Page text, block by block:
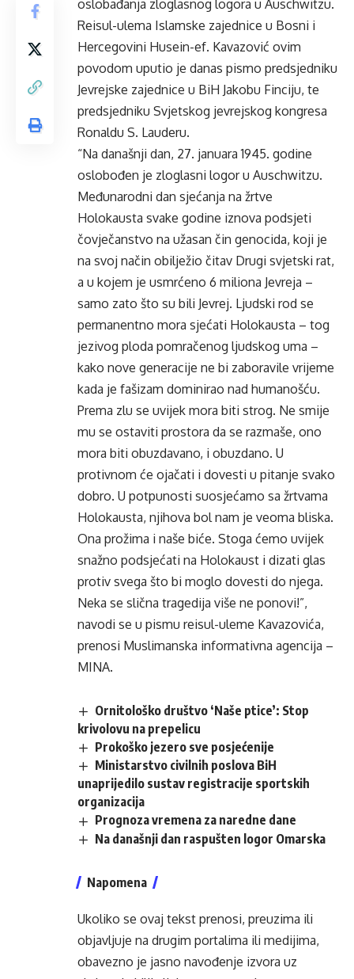
oslobađanja zloglasnog logora u Auschwitzu.
Reisul-ulema Islamske zajednice u Bosni i
Hercegovini Husein-ef. Kavazović ovim
povodom uputio je danas pismo predsjedniku
Jevrejske zajednice u BiH Jakobu Finciju, te
predsjedniku Svjetskog jevrejskog kongresa
Ronaldu S. Lauderu.
“Na današnji dan, 27. januara 1945. godine
oslobođen je zloglasni logor u Auschwitzu.
Međunarodni dan sjećanja na žrtve
Holokausta svake godine iznova podsjeti
čovječanstvo na užasan čin genocida, koji je
na svoj način obilježio čitav Drugi svjetski rat,
a u kojem je usmrćeno 6 miliona Jevreja –
samo zato što su bili Jevrej. Ljudski rod se
permanentno mora sjećati Holokausta – tog
jezivog ploda pomračenog ljudskog uma –
kako nove generacije ne bi zaboravile vrijeme
kada je fašizam dominirao nad humanošću.
Prema zlu se uvijek mora biti strog. Ne smije
mu se ostaviti prostora da se razmaše, ono
mora biti obuzdavano, i obuzdano. U
protivnom će ojačati i dovesti u pitanje svako
dobro. U potpunosti suosjećamo sa žrtvama
Holokausta, njihova bol nam je veoma bliska.
Ona prožima i naše biće. Stoga ćemo uvijek
snažno podsjećati na Holokaust i dizati glas
protiv svega što bi moglo dovesti do njega.
Neka se slična tragedija više ne ponovi!”,
navodi se u pismu reisul-uleme Kavazovića,
prenosi Muslimanska informativna agencija –
MINA.
Ornitološko društvo ‘Naše ptice’: Stop
krivolovu na prepelicu
Prokoško jezero sve posjećenije
Ministarstvo civilnih poslova BiH
unaprijedilo sustav registracije sportskih
organizacija
Prognoza vremena za naredne dane
Na današnji dan raspušten logor Omarska
Napomena
Ukoliko se ovaj tekst prenosi, preuzima ili
objavljuje na drugim portalima ili medijima,
obavezno je jasno navođenje izvora uz